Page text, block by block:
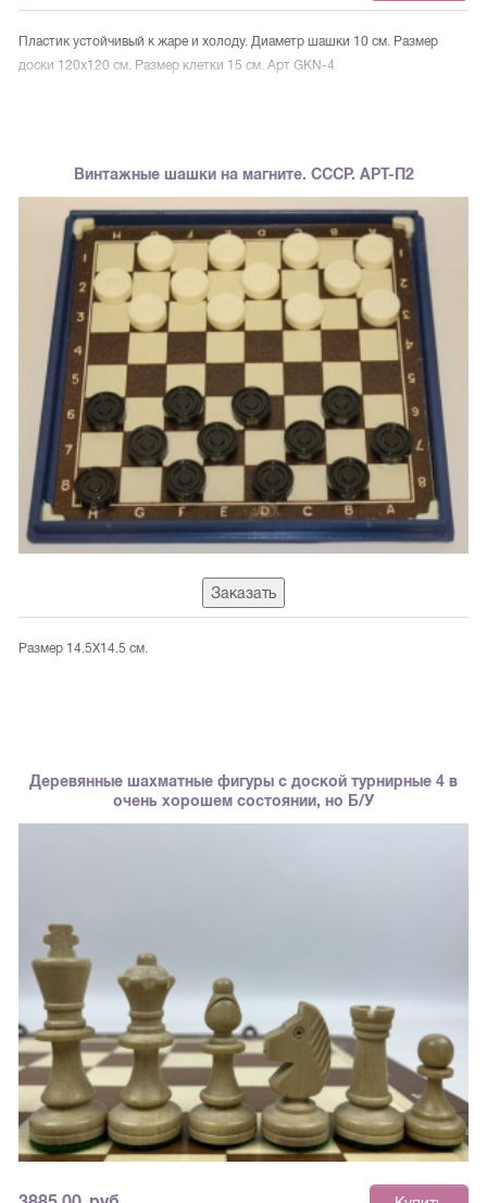
Пластик устойчивый к жаре и холоду. Диаметр шашки 10 см. Размер
доски 120х120 см. Размер клетки 15 см. Арт GKN-4
Винтажные шашки на магните. СССР. АРТ-П2
Заказать
Размер 14.5Х14.5 см.
Деревянные шахматные фигуры с доской турнирные 4 в
очень хорошем состоянии, но Б/У